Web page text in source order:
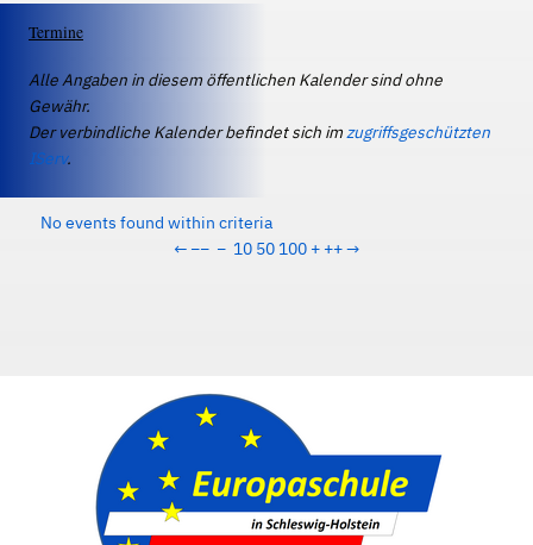
Termine
Alle Angaben in diesem öffentlichen Kalender sind ohne
Gewähr.
Der verbindliche Kalender befindet sich imzugriffsgeschützten
IServ.
No events found within criteria
← −− − 10 50 100 + ++→